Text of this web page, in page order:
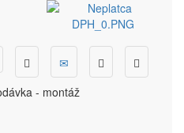
Telefón
Hľadať
Menu
- montáž